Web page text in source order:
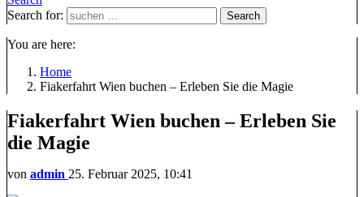
Search for:
Search
You are here:
Home
Fiakerfahrt Wien buchen – Erleben Sie die Magie
Fiakerfahrt Wien buchen – Erleben Sie
die Magie
von admin 25. Februar 2025, 10:41